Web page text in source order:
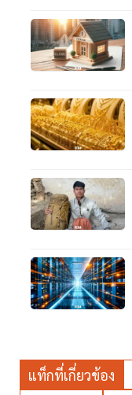
แท็กที่เกี่ยวข้อง